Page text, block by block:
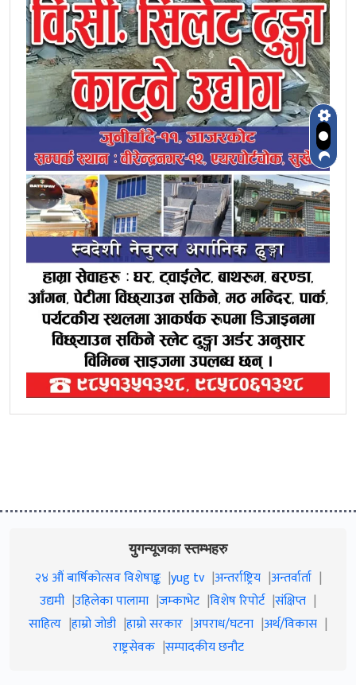
युगन्यूजका स्तम्भहरु
२४ औं बार्षिकोत्सव विशेषाङ्क yug tv अन्तर्राष्ट्रिय अन्तर्वार्ता
उद्यमी उहिलेका पालामा जम्काभेट विशेष रिपोर्ट संक्षिप्त
साहित्य हाम्रो जाेडी हाम्रो सरकार अपराध/घटना अर्थ/विकास
राष्ट्रसेवक सम्पादकीय छनौट